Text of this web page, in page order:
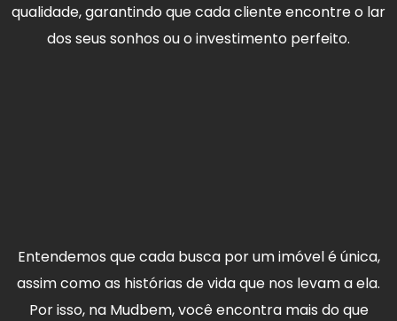
qualidade, garantindo que cada cliente encontre o lar
dos seus sonhos ou o investimento perfeito.
Entendemos que cada busca por um imóvel é única,
assim como as histórias de vida que nos levam a ela.
Por isso, na Mudbem, você encontra mais do que